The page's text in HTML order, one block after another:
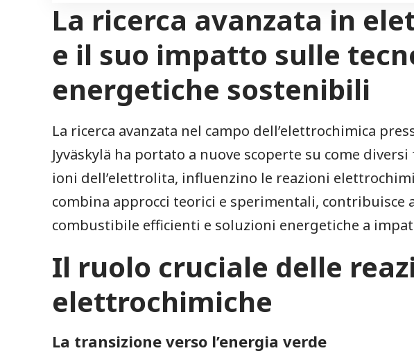
La ricerca avanzata in
e il suo impatto sulle
energetiche ⁢sostenibili
La ricerca ​avanzata nel campo ⁤dell’elettrochimica
Jyväskylä ha portato a nuove scoperte su come
ioni dell’elettrolita, influenzino le reazioni
combina approcci teorici e sperimentali, contribuisce
‌combustibile efficienti⁤ e soluzioni energetiche a
Il ruolo cruciale delle
elettrochimiche
La transizione verso‍ l’energia​ verde